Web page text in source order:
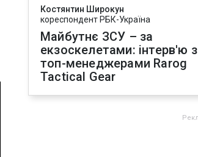
Костянтин Широкун
кореспондент РБК-Україна
Майбутнє ЗСУ – за
екзоскелетами: інтерв'ю з
топ-менеджерами Rarog
Tactical Gear